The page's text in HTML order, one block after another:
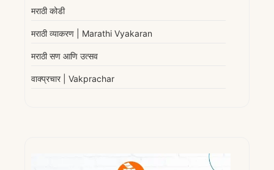
मराठी कोडी
मराठी व्याकरण | Marathi Vyakaran
मराठी सण आणि उत्सव
वाक्प्रचार | Vakprachar